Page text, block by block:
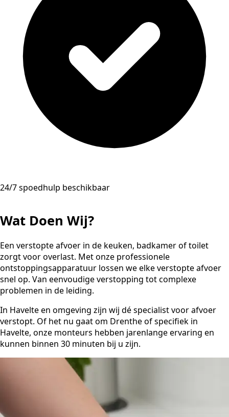
24/7 spoedhulp beschikbaar
Wat Doen Wij?
Een verstopte afvoer in de keuken, badkamer of toilet
zorgt voor overlast. Met onze professionele
ontstoppingsapparatuur lossen we elke verstopte afvoer
snel op. Van eenvoudige verstopping tot complexe
problemen in de leiding.
In Havelte en omgeving zijn wij dé specialist voor afvoer
verstopt. Of het nu gaat om Drenthe of specifiek in
Havelte, onze monteurs hebben jarenlange ervaring en
kunnen binnen 30 minuten bij u zijn.